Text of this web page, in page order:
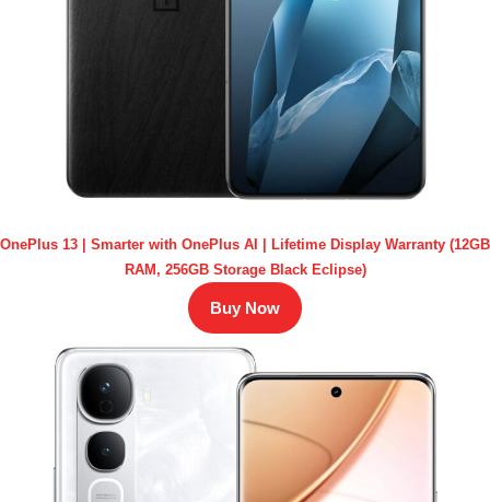
OnePlus 13 | Smarter with OnePlus AI | Lifetime Display Warranty (12GB
RAM, 256GB Storage Black Eclipse)
Buy Now